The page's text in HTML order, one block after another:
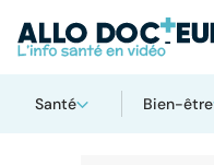
Santé Bien-être